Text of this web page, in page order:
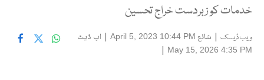
خدمات کو زبردست خراج تحسین
ویب ڈیسک | شائع April 5, 2023 10:44 PM
| اپ ڈیٹ
May 15, 2026 4:35 PM
|